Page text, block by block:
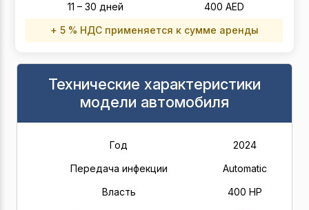
11 – 30 дней
400 AED
+ 5 % НДС применяется к сумме аренды
Технические характеристики
модели автомобиля
Год
2024
Передача инфекции
Automatic
Власть
400 HP